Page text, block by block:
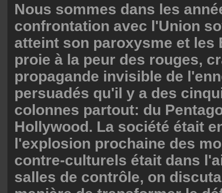
Nous sommes dans les
confrontation avec l'Union
atteint son paroxysme et les
proie à la peur des rouges,
propagande invisible de
persuadés qu'il y a des
colonnes partout: du
Hollywood. La société était
l'explosion prochaine des
contre-culturels était dans
salles de contrôle, on